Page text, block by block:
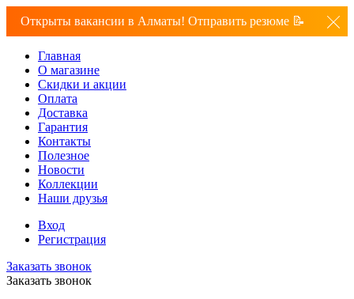
Открыты вакансии в Алматы! Отправить резюме 📝
Главная
О магазине
Скидки и акции
Оплата
Доставка
Гарантия
Контакты
Полезное
Новости
Коллекции
Наши друзья
Вход
Регистрация
Заказать звонок
Заказать звонок